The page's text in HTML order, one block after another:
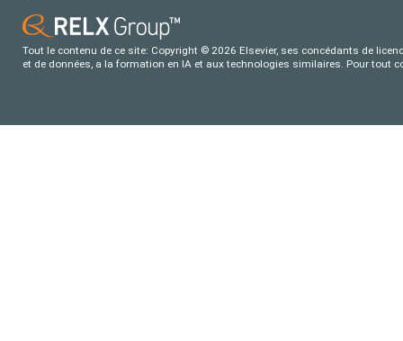
Tout le contenu de ce site: Copyright © 2026 Elsevier, ses concédants de
et de données, a la formation en IA et aux technologies similaires. Pour tout